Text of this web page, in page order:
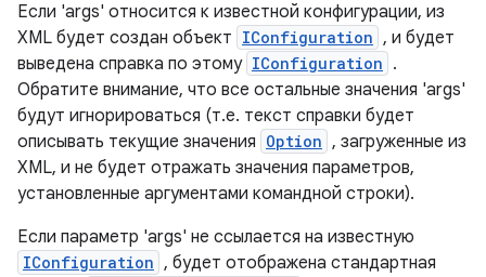
Если 'args' относится к известной конфигурации, из
XML будет создан объект IConfiguration , и будет
выведена справка по этому IConfiguration .
Обратите внимание, что все остальные значения 'args'
будут игнорироваться (т.е. текст справки будет
описывать текущие значения Option , загруженные из
XML, и не будет отражать значения параметров,
установленные аргументами командной строки).
Если параметр 'args' не ссылается на известную
IConfiguration , будет отображена стандартная